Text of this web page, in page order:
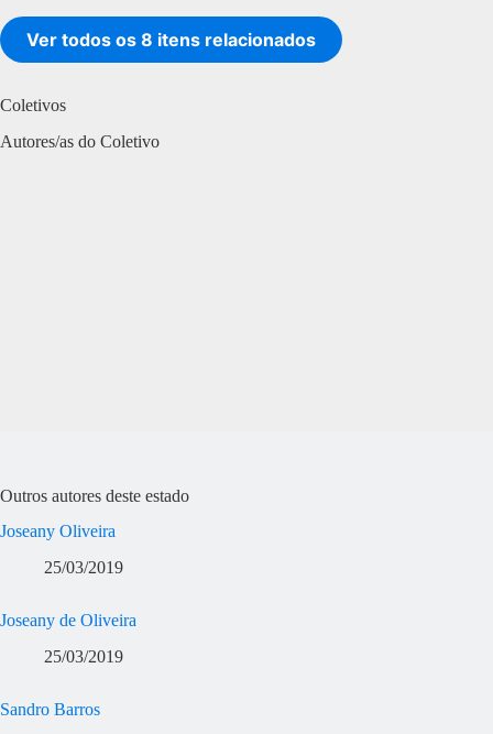
Ver todos os 8 itens relacionados
Coletivos
Autores/as do Coletivo
Outros autores deste estado
Joseany Oliveira
25/03/2019
Joseany de Oliveira
25/03/2019
Sandro Barros